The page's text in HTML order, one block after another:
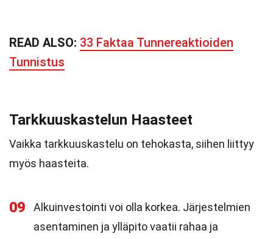
READ ALSO: 33 Faktaa Tunnereaktioiden
Tunnistus
Tarkkuuskastelun Haasteet
Vaikka tarkkuuskastelu on tehokasta, siihen liittyy
myös haasteita.
09
Alkuinvestointi voi olla korkea. Järjestelmien
asentaminen ja ylläpito vaatii rahaa ja